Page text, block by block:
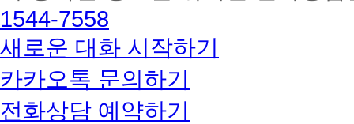
커
BETA
1544-7558
새로운 대화 시작하기
카카오톡 문의하기
전화상담 예약하기